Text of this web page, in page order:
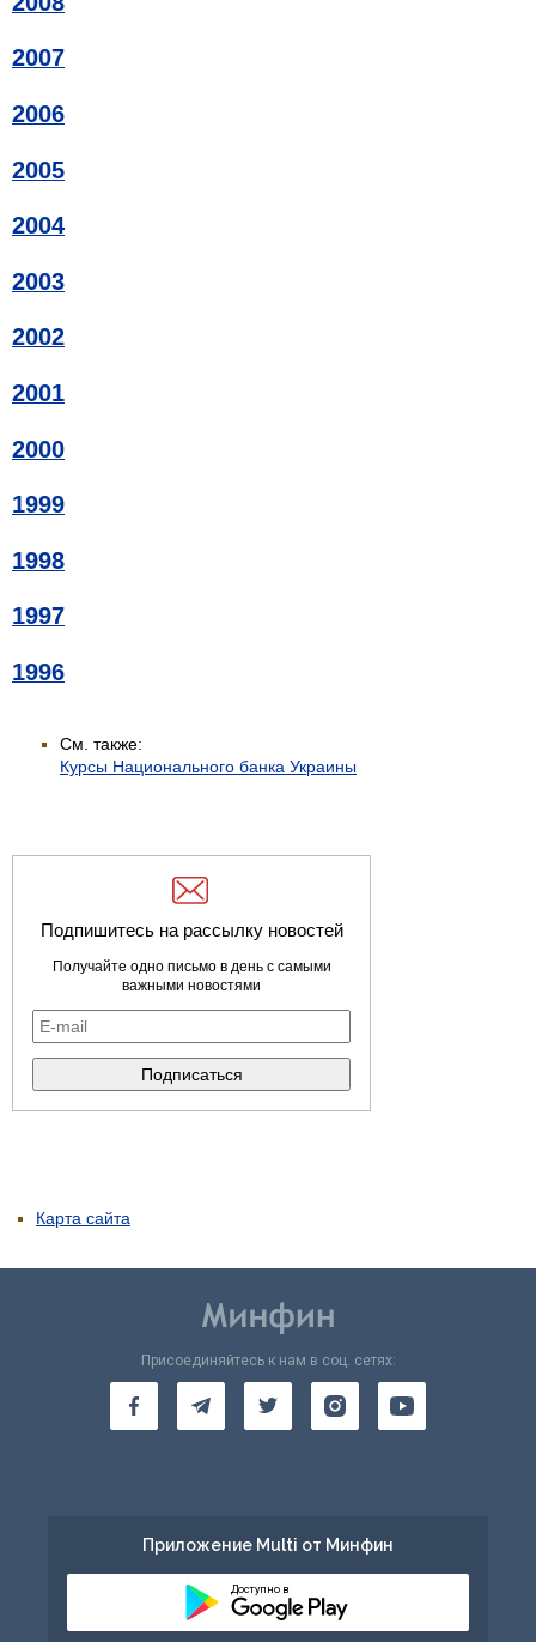
2007
2006
2005
2004
2003
2002
2001
2000
1999
1998
1997
1996
См. также:
Курсы Национального банка Украины
Подпишитесь на рассылку новостей
Получайте одно письмо в день с самыми
важными новостями
Карта сайта
Присоединяйтесь к нам в соц. сетях:
Приложение Multi от Минфин
Доступно в